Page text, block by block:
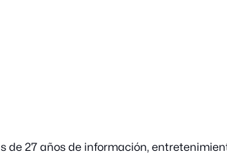
de 27 años de información,